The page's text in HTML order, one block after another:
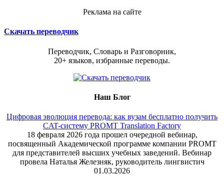
Реклама на сайте
Скачать переводчик
Переводчик, Словарь и Разговорник,
20+ языков, избранные переводы.
Наш Блог
Цифровая эволюция перевода: как вузам бесплатно получить
CAT-систему PROMT Translation Factory
18 февраля 2026 года прошел очередной вебинар,
посвященный Академической программе компании PROMT
для представителей высших учебных заведений. Вебинар
провела Наталья Железняк, руководитель лингвистич
01.03.2026